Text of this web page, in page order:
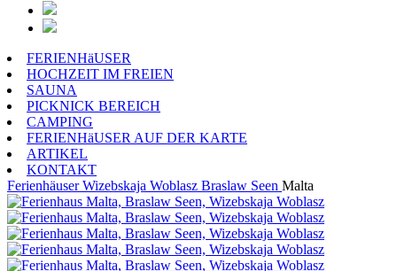
FERIENHäUSER
HOCHZEIT IM FREIEN
SAUNA
PICKNICK BEREICH
CAMPING
FERIENHäUSER AUF DER KARTE
ARTIKEL
KONTAKT
Ferienhäuser Wizebskaja Woblasz Braslaw Seen Malta